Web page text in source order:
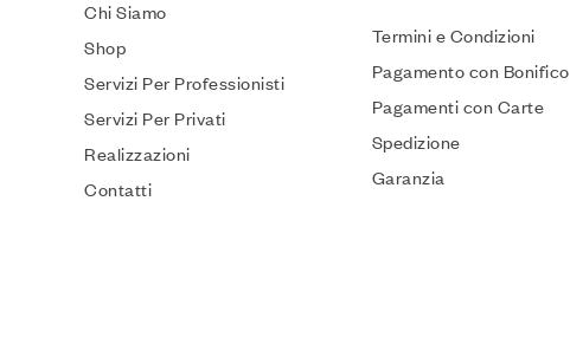
Chi Siamo
Shop
Servizi Per Professionisti
Servizi Per Privati
Realizzazioni
Contatti
Termini e Condizioni
Pagamento con Bonifico
Pagamenti con Carte
Spedizione
Garanzia